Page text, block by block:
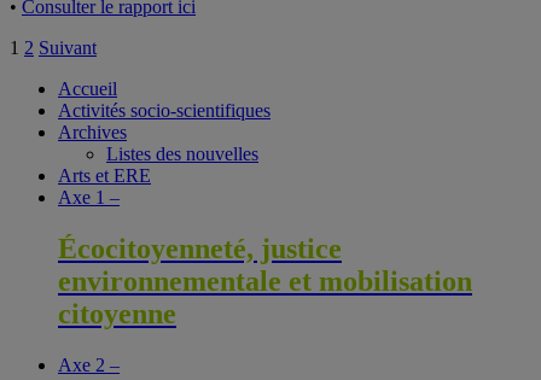
• Consulter le rapport ici
Pagination
des
publications
1 2 Suivant
Accueil
Activités socio-scientifiques
Archives
Listes des nouvelles
Arts et ERE
Axe 1 –
Écocitoyenneté, justice
environnementale et mobilisation
citoyenne
Axe 2 –